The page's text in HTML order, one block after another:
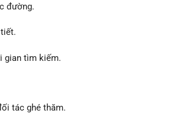
đường.
gian tìm kiếm.
tác ghé thăm.